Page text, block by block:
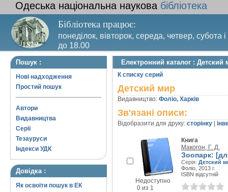
Одеська національна наукова бібліотека
Бібліотека працює:
понеділок, вівторок, середа, четвер, субота
до 18.00
Вихідний день – п’ятниця. Останній четвер
Пошук :
Нові надходження
Простий пошук
Автори
Видавництва
Серії
Тезауруси
Індекси УДК
Довідка :
Як освоїти пошук в ЕК
Електронний каталог : Детский
К списку серий
Детский мир
Видавництво: Фоліо, Харків
Зв'язані описи:
Відобразити для друку: сторінку
Недоступно
0 из 1
Книга
Макогон, Г. Д.
Зоопарк:
Серія: Детский
Фоліо, 2013 г.
ISBN відсутній